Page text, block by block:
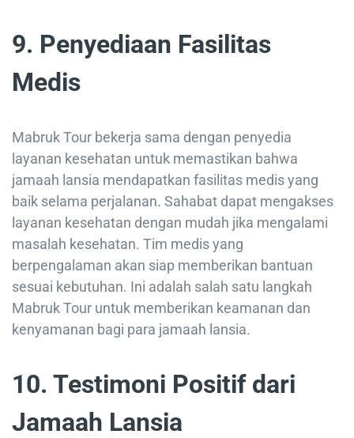
9. Penyediaan Fasilitas
Medis
Mabruk Tour bekerja sama dengan penyedia
layanan kesehatan untuk memastikan bahwa
jamaah lansia mendapatkan fasilitas medis yang
baik selama perjalanan. Sahabat dapat mengakses
layanan kesehatan dengan mudah jika mengalami
masalah kesehatan. Tim medis yang
berpengalaman akan siap memberikan bantuan
sesuai kebutuhan. Ini adalah salah satu langkah
Mabruk Tour untuk memberikan keamanan dan
kenyamanan bagi para jamaah lansia.
10. Testimoni Positif dari
Jamaah Lansia